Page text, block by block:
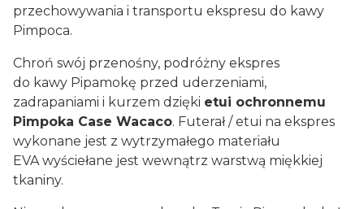
przechowywania i transportu ekspresu do kawy
Pimpoca.
Chroń swój przenośny, podróżny ekspres
do kawy Pipamokę przed uderzeniami,
zadrapaniami i kurzem dzięki etui ochronnemu
Pimpoka Case Wacaco. Futerał / etui na ekspres
wykonane jest z wytrzymałego materiału
EVA wyściełane jest wewnątrz warstwą miękkiej
tkaniny.